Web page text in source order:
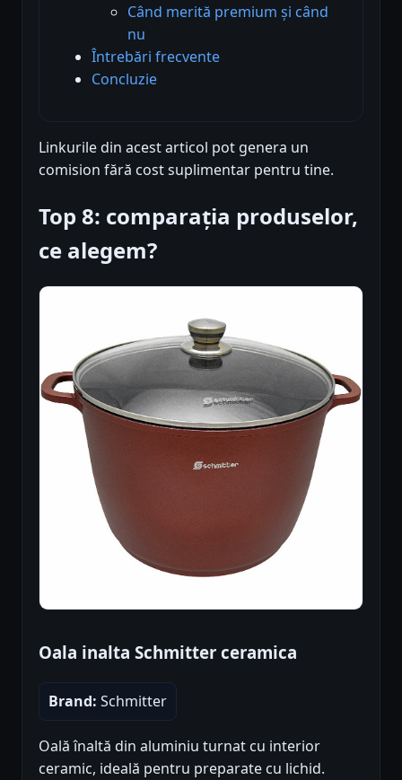
Când merită premium și când
nu
Întrebări frecvente
Concluzie
Linkurile din acest articol pot genera un
comision fără cost suplimentar pentru tine.
Top 8: comparația produselor,
ce alegem?
Oala inalta Schmitter ceramica
Brand: Schmitter
Oală înaltă din aluminiu turnat cu interior
ceramic, ideală pentru preparate cu lichid.